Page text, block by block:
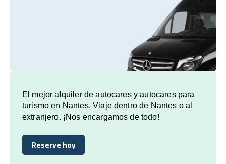
El mejor alquiler de autocares y autocares para
turismo en Nantes. Viaje dentro de Nantes o al
extranjero. ¡Nos encargamos de todo!
Reserve hoy
Reserve hoy